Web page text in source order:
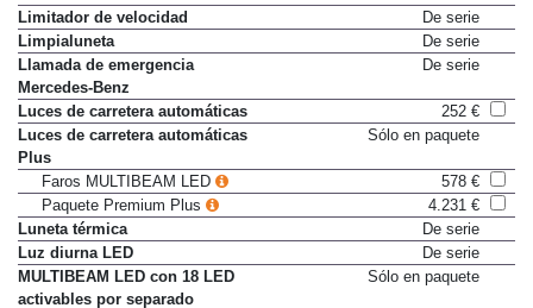
Levas de cambio en el volante
De serie
Limitador de velocidad
De serie
Limpialuneta
De serie
Llamada de emergencia
Mercedes-Benz
Luces de carretera automáticas
252 €
Luces de carretera automáticas
Plus
Faros MULTIBEAM LED
578 €
Paquete Premium Plus
4.231 €
Luneta térmica
De serie
Luz diurna LED
De serie
MULTIBEAM LED con 18 LED